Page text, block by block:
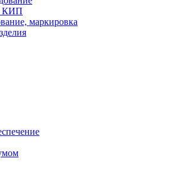
КИП
маркировка